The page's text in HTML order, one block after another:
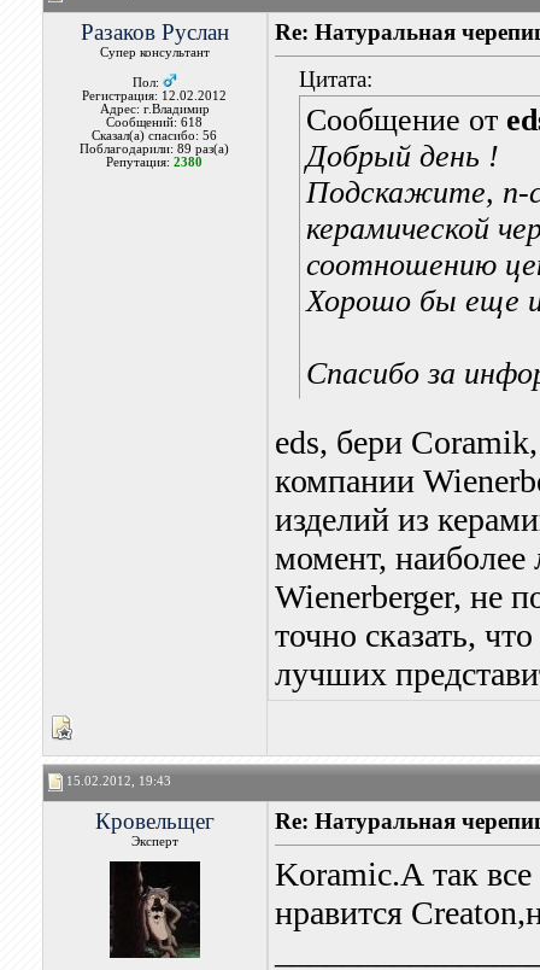
Разаков Руслан
Супер консультант
Пол:
Регистрация: 12.02.2012
Адрес: г.Владимир
Сообщений: 618
Сказал(а) спасибо: 56
Поблагодарили: 89 раз(а)
Репутация:2380
Re: Натуральная
Цитата:
Сообщение от
Добрый день !
Подскажите, п-
керамической
соотношению
Хорошо бы еще
Спасибо за
eds, бери
компании
изделий из
момент,
Wienerberger, не
точно сказать,
лучших
15.02.2012, 19:43
Кровельщег
Эксперт
Re: Натуральная
Koramic.А так
нравится